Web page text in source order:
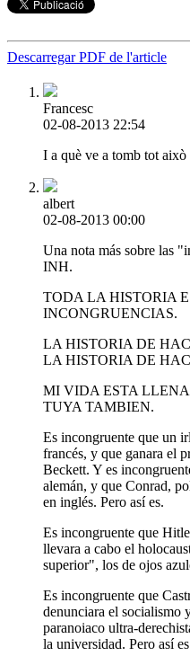
Descarregar PDF de l'article
Francesc
02-08-2013 22:54
I a què ve a tomb tot això
albert
02-08-2013 00:00
Una nota más sobre las
INH.
TODA LA HISTORIA
INCONGRUENCIAS.
LA HISTORIA DE
LA HISTORIA DE
MI VIDA ESTA
TUYA TAMBIEN.
Es incongruente que un
francés, y que ganara el
Beckett. Y es
alemán, y que Conrad,
en inglés. Pero así es.
Es incongruente que
llevara a cabo el
superior", los de ojos
Es incongruente que
denunciara el socialismo
paranoiaco ultra-
la universidad. Pero así